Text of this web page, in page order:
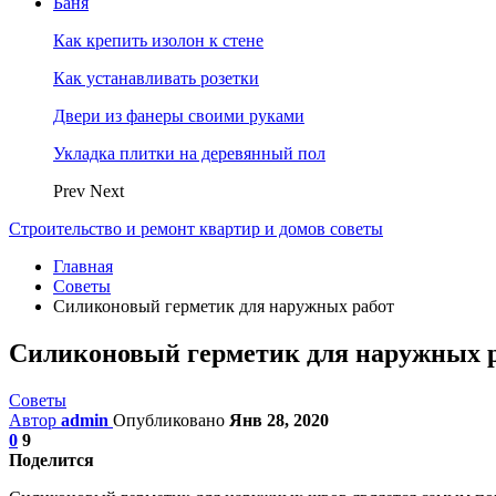
Как крепить изолон к стене
Как устанавливать розетки
Двери из фанеры своими руками
Укладка плитки на деревянный пол
Prev Next
Строительство и ремонт квартир и домов советы
Главная
Советы
Силиконовый герметик для наружных работ
Силиконовый герметик для наружных
Советы
Автор admin Опубликовано Янв 28, 2020
0 9
Поделится